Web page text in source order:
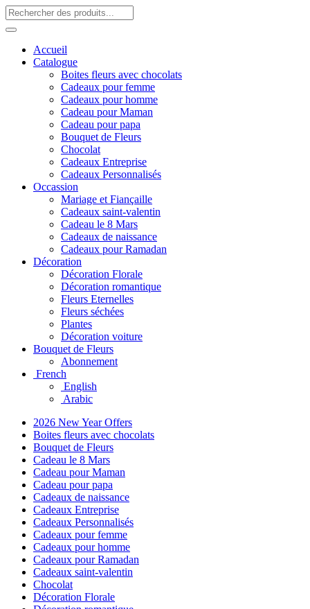
Accueil
Catalogue
Boites fleurs avec chocolats
Cadeaux pour femme
Cadeaux pour homme
Cadeau pour Maman
Cadeau pour papa
Bouquet de Fleurs
Chocolat
Cadeaux Entreprise
Cadeaux Personnalisés
Occassion
Mariage et Fiançaille
Cadeaux saint-valentin
Cadeau le 8 Mars
Cadeaux de naissance
Cadeaux pour Ramadan
Décoration
Décoration Florale
Décoration romantique
Fleurs Eternelles
Fleurs séchées
Plantes
Décoration voiture
Bouquet de Fleurs
Abonnement
French
English
Arabic
2026 New Year Offers
Boites fleurs avec chocolats
Bouquet de Fleurs
Cadeau le 8 Mars
Cadeau pour Maman
Cadeau pour papa
Cadeaux de naissance
Cadeaux Entreprise
Cadeaux Personnalisés
Cadeaux pour femme
Cadeaux pour homme
Cadeaux pour Ramadan
Cadeaux saint-valentin
Chocolat
Décoration Florale